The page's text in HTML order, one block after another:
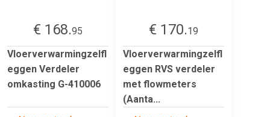
€ 168.95
Vloerverwarmingzelfl
eggen Verdeler
omkasting G-410006
€ 170.19
Vloerverwarmingzelfl
eggen RVS verdeler
met flowmeters
(Aanta...